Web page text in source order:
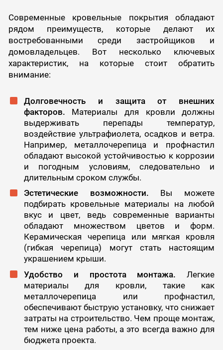
Современные кровельные покрытия обладают
рядом преимуществ, которые делают их
востребованными среди застройщиков и
домовладельцев. Вот несколько ключевых
характеристик, на которые стоит обратить
внимание:
Долговечность и защита от внешних
факторов. Материалы для кровли должны
выдерживать перепады температур,
воздействие ультрафиолета, осадков и ветра.
Например, металлочерепица и профнастил
обладают высокой устойчивостью к коррозии
и погодным условиям, следовательно и
длительным сроком службы.
Эстетические возможности. Вы можете
подбирать кровельные материалы на любой
вкус и цвет, ведь современные варианты
обладают множеством цветов и форм.
Керамическая черепица или мягкая кровля
(гибкая черепица) могут стать настоящим
украшением крыши.
Удобство и простота монтажа. Легкие
материалы для кровли, такие как
металлочерепица или профнастил,
обеспечивают быструю установку, что снижает
затраты на строительство. Чем проще монтаж,
тем ниже цена работы, а это всегда важно для
бюджета проекта.